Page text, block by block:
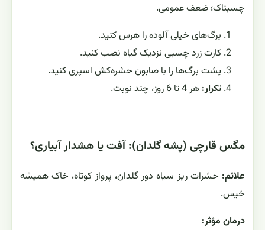
چسبناک؛ ضعف عمومی.
برگ‌های خیلی آلوده را هرس کنید.
کارت زرد چسبی نزدیک گیاه نصب کنید.
پشت برگ‌ها را با صابون حشره‌کش اسپری کنید.
تکرار: هر 4 تا 6 روز، چند نوبت.
مگس قارچی (پشه گلدان): آفت یا هشدار آبیاری؟
علائم: حشرات ریز سیاه دور گلدان، پرواز کوتاه، خاک همیشه
خیس.
درمان مؤثر: